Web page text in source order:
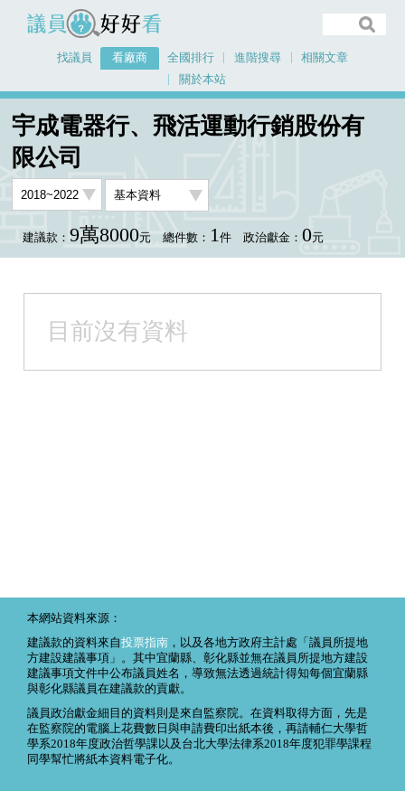
議員好好看
找議員 看廠商 全國排行 進階搜尋
相關文章
關於本站
首頁
宇成電器行、飛活運動行銷股份有
限公司
建議款： 9萬8000元 總件數： 1件 政治獻金： 0元
目前沒有資料
本網站資料來源：
建議款的資料來自投票指南 ，以及各地方政府主計處「議員所提地
方建設建議事項」。其中宜蘭縣、彰化縣並無在議員所提地方建設
建議事項文件中公布議員姓名，導致無法透過統計得知每個宜蘭縣
與彰化縣議員在建議款的貢獻。
議員政治獻金細目的資料則是來自監察院。在資料取得方面，先是
在監察院的電腦上花費數日與申請費印出紙本後，再請輔仁大學哲
學系2018年度政治哲學課以及台北大學法律系2018年度犯罪學課程
同學幫忙將紙本資料電子化。